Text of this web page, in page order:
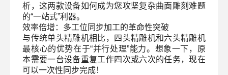
析，这两款设备如何成为您攻坚复杂曲面雕刻难题
的“一站式”利器。
效率倍增：多工位同步加工的革命性突破
与传统单头精雕机相比，四头精雕机和六头精雕机
最核心的优势在于“并行处理”能力。想象一下，原
本需要一台设备重复工作四次或六次的任务，现在
可以一次性同步完成！